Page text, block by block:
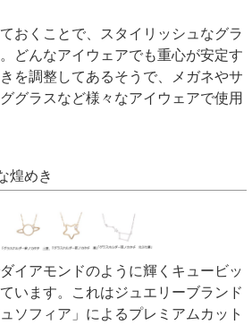
おくことで、スタイリッシュなグラ
どんなアイウェアでも重心が安定す
を調整してあるそうで、メガネやサ
グラスなど様々なアイウェアで使用
煌めき
イアモンドのように輝くキュービッ
います。これはジュエリーブランド
ソフィア」によるプレミアムカット